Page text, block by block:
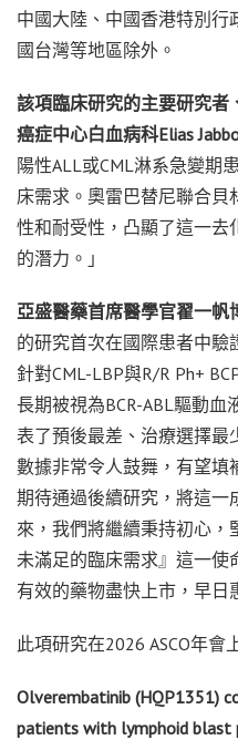
中國大陸、中國香港特別行
國台灣等地區除外。
該項臨床研究的主要研究者
癌症中心白血病科Elias
陽性ALL或CML淋系急變期
床需求。奧雷巴替尼聯合
性和耐受性，凸顯了這一去
的潛力。」
亞盛醫藥首席醫學官翟一帆
的研究首次在國際患者中驗
針對CML-LBP與R/R Ph+
長期被視為BCR-ABL驅動
表了預後最差、治療選擇最
數據非常令人鼓舞，有望填
期待通過後續研究，將這一
來，我們將繼續秉持初心，
未滿足的臨床需求』這一使
有效的藥物盡快上市，早日
此項研究在2026 ASCO年會
Olverembatinib (HQP1351)
patients with lymphoid blast